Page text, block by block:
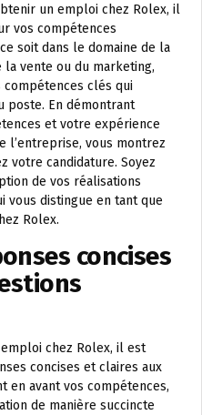
un emploi chez Rolex, il
vos compétences
soit dans le domaine de la
vente ou du marketing,
clés qui
poste. En démontrant
et votre expérience
l’entreprise, vous montrez
votre candidature. Soyez
de vos réalisations
vous distingue en tant que
Rolex.
concises
chez Rolex, il est
concises et claires aux
en avant vos compétences,
de manière succincte